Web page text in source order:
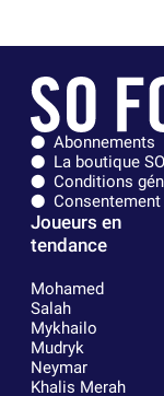
Abonnements
La boutique
Conditions
Consentement
Joueurs en
tendance
Mohamed
Salah
Mykhailo
Mudryk
Neymar
Khalis Merah